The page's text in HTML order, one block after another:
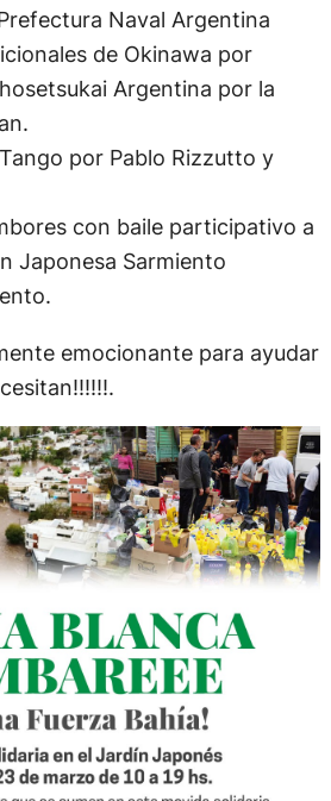
Naval Argentina
de Okinawa por
Argentina por la
por Pablo Rizzutto y
con baile participativo a
Japonesa Sarmiento
emocionante para ayudar